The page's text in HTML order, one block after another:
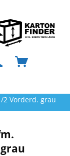
2 Vorderd. grau